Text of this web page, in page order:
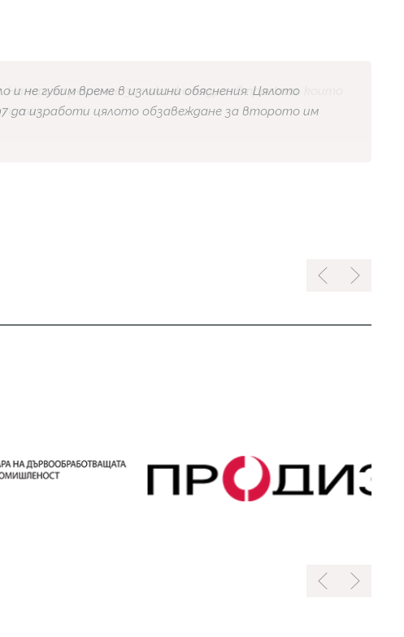
и не губим време в излишни обяснения. Цялото
да изработи цялото обзавеждане за второто им